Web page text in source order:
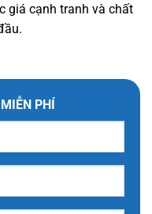
giá cạnh tranh và chất
PHÍ